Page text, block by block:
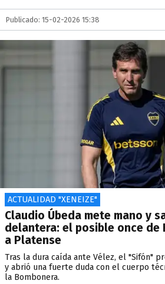
Publicado: 15-02-2026 15:38
ACTUALIDAD "XENEIZE"
Claudio Úbeda mete mano y
delantera: el posible once de
a Platense
Tras la dura caída ante Vélez, el "Sifón"
y abrió una fuerte duda con el cuerpo
la Bombonera.